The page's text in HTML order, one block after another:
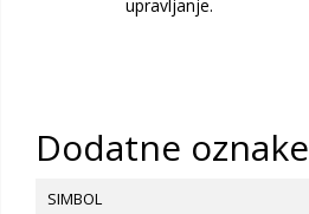
upravljanje.
Dodatne oznake
SIMBOL